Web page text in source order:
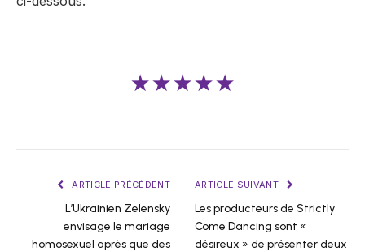
★★★★★
ARTICLE PRÉCÉDENT
L’Ukrainien Zelensky
envisage le mariage
homosexuel après que des
ARTICLE SUIVANT
Les producteurs de Strictly
Come Dancing sont «
désireux » de présenter deux